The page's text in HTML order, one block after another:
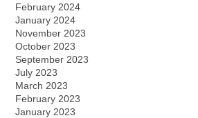
February 2024
January 2024
November 2023
October 2023
September 2023
July 2023
March 2023
February 2023
January 2023